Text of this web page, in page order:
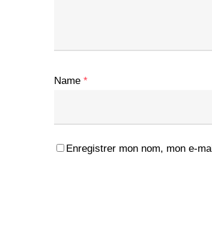
Name *
Enregistrer mon nom, mon e-